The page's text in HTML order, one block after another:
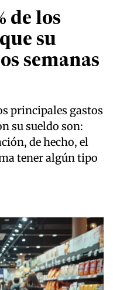
de los
su
semanas
principales gastos
su sueldo son:
de hecho, el
tener algún tipo